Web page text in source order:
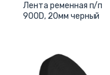
Лента ременная п/п
900D, 20мм черный